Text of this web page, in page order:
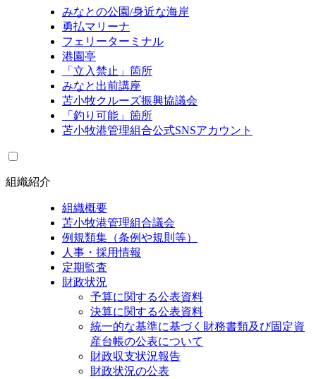
みなとの公園/身近な海岸
勇払マリーナ
フェリーターミナル
港園亭
「立入禁止」箇所
みなと出前講座
苫小牧クルーズ振興協議会
「釣り可能」箇所
苫小牧港管理組合公式SNSアカウント
組織紹介
組織概要
苫小牧港管理組合議会
例規類集（条例や規則等）
人事・採用情報
定期監査
財政状況
予算に関する公表資料
決算に関する公表資料
統一的な基準に基づく財務書類及び固定資
産台帳の公表について
財政収支状況報告
財政状況の公表